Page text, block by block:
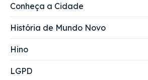
Conheça a Cidade
História de Mundo Novo
Hino
LGPD